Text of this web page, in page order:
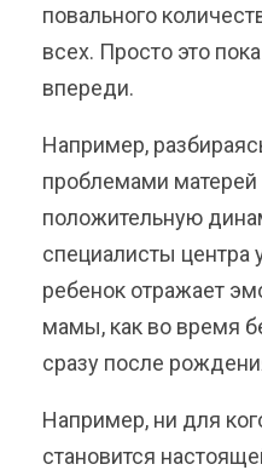
повального
всех. Просто это
впереди.
Например,
проблемами
положительную
специалисты центра
ребенок отражает
мамы, как во время
сразу после
Например, ни для
становится